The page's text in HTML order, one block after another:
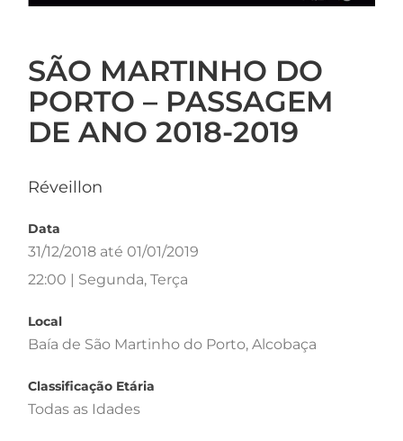
SÃO MARTINHO DO
PORTO – PASSAGEM
DE ANO 2018-2019
Réveillon
Data
31/12/2018 até 01/01/2019
22:00 | Segunda, Terça
Local
Baía de São Martinho do Porto, Alcobaça
Classificação Etária
Todas as Idades